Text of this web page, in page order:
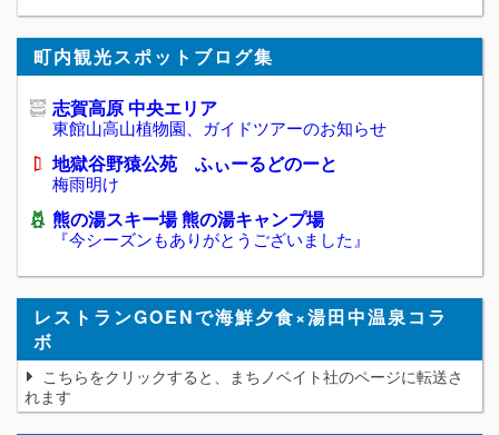
町内観光スポットブログ集
志賀高原 中央エリア
東館山高山植物園、ガイドツアーのお知らせ
地獄谷野猿公苑 ふぃーるどのーと
梅雨明け
熊の湯スキー場 熊の湯キャンプ場
『今シーズンもありがとうございました』
レストランGOENで海鮮夕食×湯田中温泉コラ
ボ
こちらをクリックすると、まちノベイト社のページに転送さ
れます